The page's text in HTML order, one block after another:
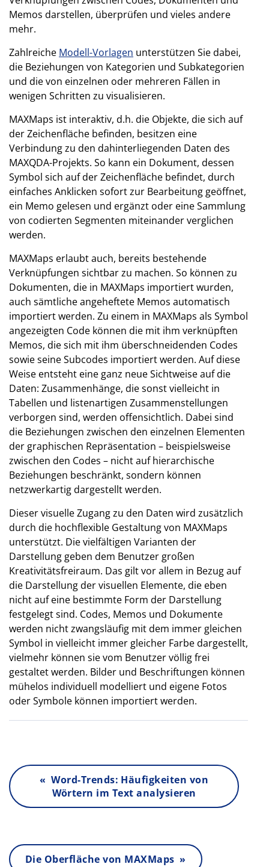
Memos darstellen, überprüfen und vieles andere
mehr.
Zahlreiche Modell-Vorlagen unterstützen Sie dabei,
die Beziehungen von Kategorien und Subkategorien
und die von einzelnen oder mehreren Fällen in
wenigen Schritten zu visualisieren.
MAXMaps ist interaktiv, d.h. die Objekte, die sich auf
der Zeichenfläche befinden, besitzen eine
Verbindung zu den dahinterliegenden Daten des
MAXQDA-Projekts. So kann ein Dokument, dessen
Symbol sich auf der Zeichenfläche befindet, durch
einfaches Anklicken sofort zur Bearbeitung geöffnet,
ein Memo gelesen und ergänzt oder eine Sammlung
von codierten Segmenten miteinander verglichen
werden.
MAXMaps erlaubt auch, bereits bestehende
Verknüpfungen sichtbar zu machen. So können zu
Dokumenten, die in MAXMaps importiert wurden,
auch sämtliche angeheftete Memos automatisch
importiert werden. Zu einem in MAXMaps als Symbol
angezeigten Code können die mit ihm verknüpften
Memos, die sich mit ihm überschneidenden Codes
sowie seine Subcodes importiert werden. Auf diese
Weise entsteht eine ganz neue Sichtweise auf die
Daten: Zusammenhänge, die sonst vielleicht in
Tabellen und listenartigen Zusammenstellungen
verborgen sind, werden offensichtlich. Dabei sind
die Beziehungen zwischen den einzelnen Elementen
der graphischen Repräsentation – beispielsweise
zwischen den Codes – nicht auf hierarchische
Beziehungen beschränkt, sondern können
netzwerkartig dargestellt werden.
Dieser visuelle Zugang zu den Daten wird zusätzlich
durch die hochflexible Gestaltung von MAXMaps
unterstützt. Die vielfältigen Varianten der
Darstellung geben dem Benutzer großen
Kreativitätsfreiraum. Das gilt vor allem in Bezug auf
die Darstellung der visuellen Elemente, die eben
nicht auf eine bestimmte Form der Darstellung
festgelegt sind. Codes, Memos und Dokumente
werden nicht zwangsläufig mit dem immer gleichen
Symbol in vielleicht immer gleicher Farbe dargestellt,
vielmehr können sie vom Benutzer völlig frei
gestaltet werden. Bilder und Beschriftungen können
mühelos individuell modelliert und eigene Fotos
oder Symbole können importiert werden.
« Word-Trends: Häufigkeiten von
Wörtern im Text analysieren
Die Oberfläche von MAXMaps »